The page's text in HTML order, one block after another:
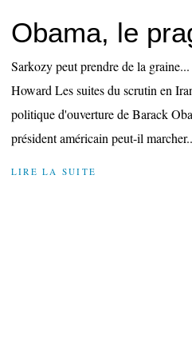
Obama, le
Sarkozy peut prendre de la
Howard Les suites du scrutin en
politique d'ouverture de Barack
président américain peut-il
LIRE LA SUITE